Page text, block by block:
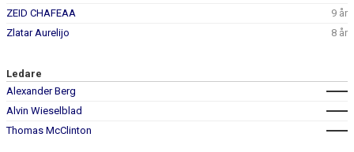
ZEID CHAFEAA
9 år
Zlatar Aurelijo
8 år
Ledare
Alexander Berg
Alvin Wieselblad
Thomas McClinton